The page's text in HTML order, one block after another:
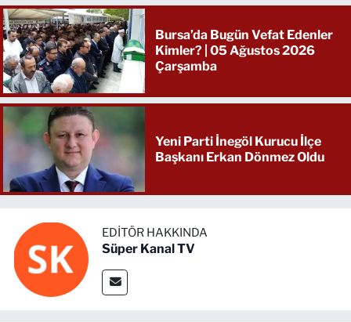
Bursa’da Bugün Vefat Edenler
Kimler? | 05 Ağustos 2026
Çarşamba
Yeni Parti İnegöl Kurucu İlçe
Başkanı Erkan Dönmez Oldu
EDITÖR HAKKINDA
Süper Kanal TV